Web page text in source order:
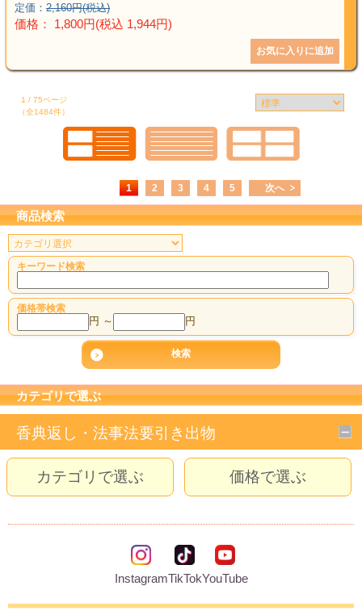
定価： 2,160円(税込)
価格： 1,800円(税込 1,944円)
1 / 75ページ
（全1484件）
1 2 3 4 5 次へ
商品検索
キーワード検索
価格帯検索
円 ～ 円
カテゴリで選ぶ
香典返し・法事法要引き出物
カテゴリで選ぶ 価格で選ぶ
InstagramTikTokYouTube